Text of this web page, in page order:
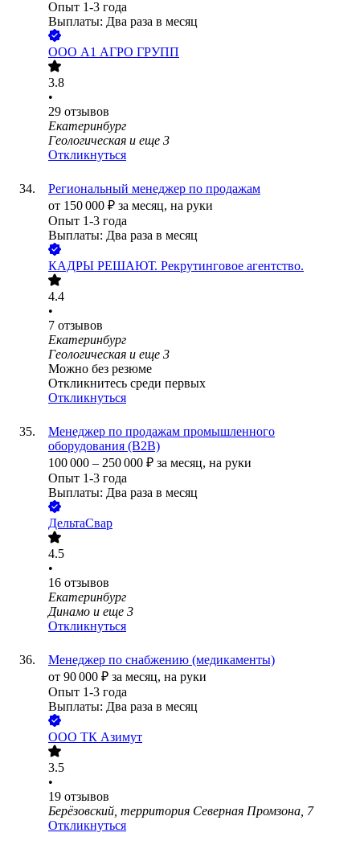
Опыт 1-3 года
Выплаты: Два раза в месяц
ООО А1 АГРО ГРУПП
3.8
•
29 отзывов
Екатеринбург
Геологическая и еще 3
Откликнуться
Региональный менеджер по продажам
от 150 000 ₽ за месяц, на руки
Опыт 1-3 года
Выплаты: Два раза в месяц
КАДРЫ РЕШАЮТ. Рекрутинговое агентство.
4.4
•
7 отзывов
Екатеринбург
Геологическая и еще 3
Можно без резюме
Откликнитесь среди первых
Откликнуться
Менеджер по продажам промышленного
оборудования (B2B)
100 000 – 250 000 ₽ за месяц, на руки
Опыт 1-3 года
Выплаты: Два раза в месяц
ДельтаСвар
4.5
•
16 отзывов
Екатеринбург
Динамо и еще 3
Откликнуться
Менеджер по снабжению (медикаменты)
от 90 000 ₽ за месяц, на руки
Опыт 1-3 года
Выплаты: Два раза в месяц
ООО ТК Азимут
3.5
•
19 отзывов
Берёзовский, территория Северная Промзона, 7
Откликнуться